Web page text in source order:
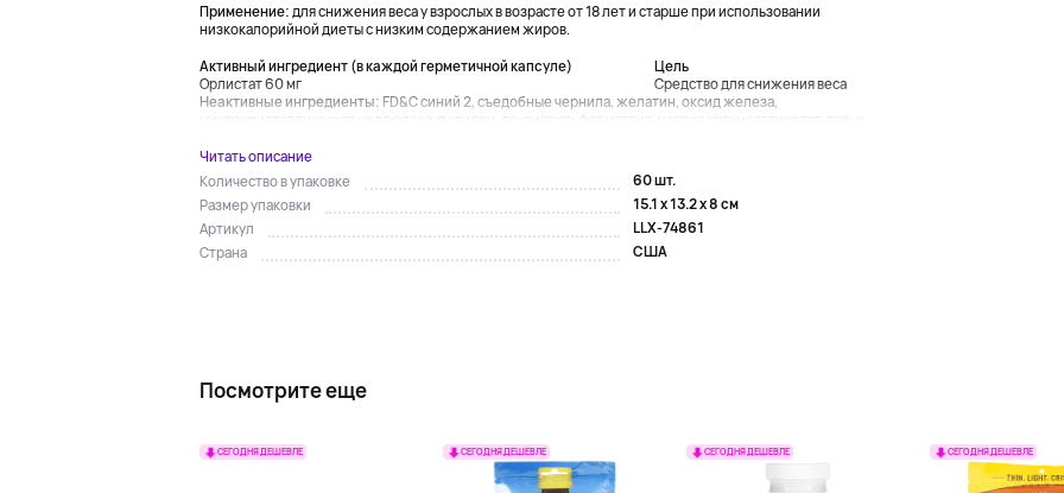
Применение: для снижения веса у взрослых в возрасте от 18 лет и старше при использовании
низкокалорийной диеты с низким содержанием жиров.
Активный ингредиент (в каждой герметичной капсуле)
Цель
Орлистат 60 мг
Средство для снижения веса
Неактивные ингредиенты: FD&C синий 2, съедобные чернила, желатин, оксид железа,
микрокристаллическая целлюлоза, повидон, лаурилсульфат натрия, натрия крахмалгликолят, тальк, ...
Читать описание
Количество в упаковке
60 шт.
Размер упаковки
15.1 x 13.2 x 8 см
Артикул
LLX-74861
Страна
США
Посмотрите еще
СЕГОДНЯ ДЕШЕВЛЕ СЕГОДНЯ ДЕШЕВЛЕ СЕГОДНЯ ДЕШЕВЛЕ СЕГОДНЯ ДЕШЕВЛЕ